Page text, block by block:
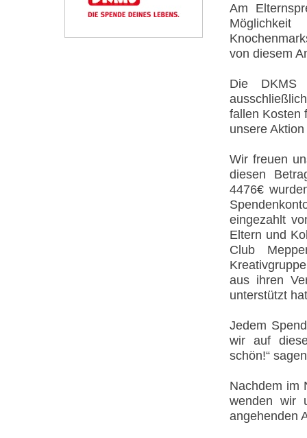
Am
von diesem
Die DKMS
fallen Kosten
unsere
Wir freuen
diesen
4476€
eingezahlt
Eltern und
Club
aus ihren
unterstützt
Jedem
wir auf
schön!“
Nachdem im
wenden wir
angehenden